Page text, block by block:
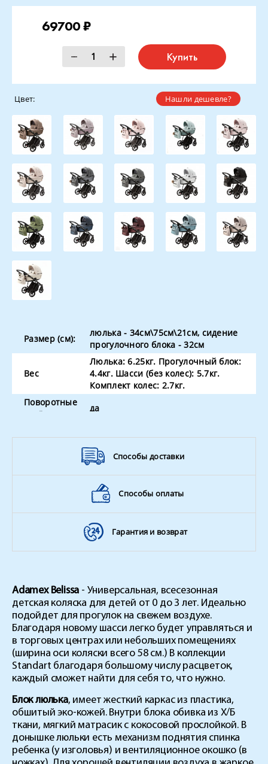
69700 ₽
Купить
Нашли дешевле?
Цвет:
Размер (см):
люлька - 34см\75см\21см, сидение
прогулочного блока - 32см
Вес
Люлька: 6.25кг. Прогулочный блок:
4.4кг. Шасси (без колес): 5.7кг.
Комплект колес: 2.7кг.
Поворотные
колёса
да
Способы доставки
Способы оплаты
Гарантия и возврат
Adamex Belissa - Универсальная, всесезонная
детская коляска для детей от 0 до 3 лет. Идеально
подойдет для прогулок на свежем воздухе.
Благодаря новому шасси легко будет управляться и
в торговых центрах или небольших помещениях
(ширина оси коляски всего 58 см.) В коллекции
Standart благодаря большому числу расцветок,
каждый сможет найти для себя то, что нужно.
Блок люлька, имеет жесткий каркас из пластика,
обшитый эко-кожей. Внутри блока обивка из Х/Б
ткани, мягкий матрасик с кокосовой прослойкой. В
донышке люльки есть механизм поднятия спинка
ребенка (у изголовья) и вентиляционное окошко (в